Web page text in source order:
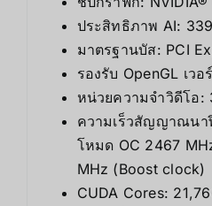
ประสิทธิภาพ AI:
มาตรฐานบัส: PCI
รองรับ OpenGL เว
หน่วยความจำวิดีโอ:
ความเร็วสัญญาณนา
โหมด OC 2467
MHz (Boost clock)
CUDA Cores: